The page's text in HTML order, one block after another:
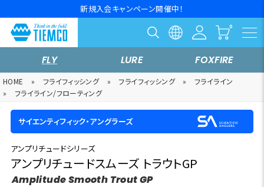
新規入会キャンペーン開催中！
FLY LURE FOXFIRE
HOME » フライフィッシング » フライフィッシング »
フライライン
»
フライライン/フローティング
サイエンティフィック・アングラーズ
アンプリチュードシリーズ
アンプリチュードスムーズ トラウトGP
Amplitude Smooth Trout GP